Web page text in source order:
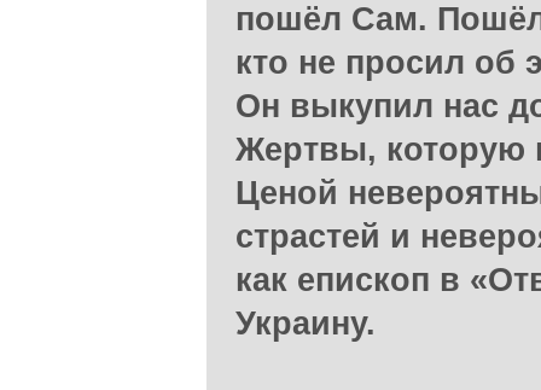
пошёл Сам. Пошёл
кто не просил об
Он выкупил нас
Жертвы, которую
Ценой
страстей и
как епископ в
Украину.